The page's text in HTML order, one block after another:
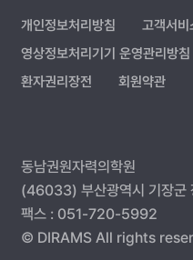
개인정보처리방침 고객서비
영상정보처리기기 운영관리방침
환자권리장전
회원약관
동남권원자력의학원
(46033) 부산광역시 기장군
팩스 : 051-720-5992
© DIRAMS All rights